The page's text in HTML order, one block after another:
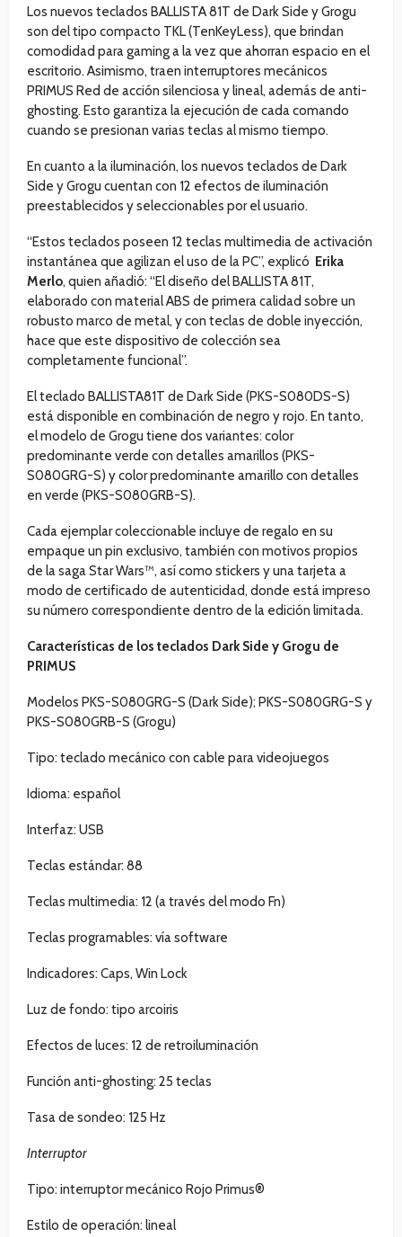
Los nuevos teclados BALLISTA 81T de Dark Side y Grogu
son del tipo compacto TKL (TenKeyLess), que brindan
comodidad para gaming a la vez que ahorran espacio en el
escritorio. Asimismo, traen interruptores mecánicos
PRIMUS Red de acción silenciosa y lineal, además de anti-
ghosting. Esto garantiza la ejecución de cada comando
cuando se presionan varias teclas al mismo tiempo.
En cuanto a la iluminación, los nuevos teclados de Dark
Side y Grogu cuentan con 12 efectos de iluminación
preestablecidos y seleccionables por el usuario.
“Estos teclados poseen 12 teclas multimedia de activación
instantánea que agilizan el uso de la PC”, explicó Erika
Merlo, quien añadió: “El diseño del BALLISTA 81T,
elaborado con material ABS de primera calidad sobre un
robusto marco de metal, y con teclas de doble inyección,
hace que este dispositivo de colección sea
completamente funcional”.
El teclado BALLISTA81T de Dark Side (PKS-S080DS-S)
está disponible en combinación de negro y rojo. En tanto,
el modelo de Grogu tiene dos variantes: color
predominante verde con detalles amarillos (PKS-
S080GRG-S) y color predominante amarillo con detalles
en verde (PKS-S080GRB-S).
Cada ejemplar coleccionable incluye de regalo en su
empaque un pin exclusivo, también con motivos propios
de la saga Star Wars™, así como stickers y una tarjeta a
modo de certificado de autenticidad, donde está impreso
su número correspondiente dentro de la edición limitada.
Características de los teclados Dark Side y Grogu de
PRIMUS
Modelos PKS-S080GRG-S (Dark Side); PKS-S080GRG-S y
PKS-S080GRB-S (Grogu)
Tipo: teclado mecánico con cable para videojuegos
Idioma: español
Interfaz: USB
Teclas estándar: 88
Teclas multimedia: 12 (a través del modo Fn)
Teclas programables: vía software
Indicadores: Caps, Win Lock
Luz de fondo: tipo arcoiris
Efectos de luces: 12 de retroiluminación
Función anti-ghosting: 25 teclas
Tasa de sondeo: 125 Hz
Interruptor
Tipo: interruptor mecánico Rojo Primus®
Estilo de operación: lineal